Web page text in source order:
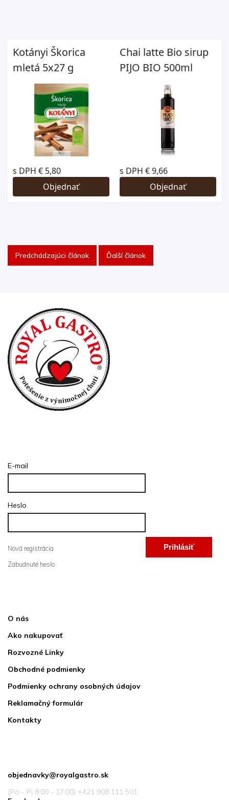
Predchádzajúci článok Ďalší článok
E-mail
Heslo
Prihlásiť
Nová registrácia
Zabudnuté heslo
O nás
Ako nakupovať
Rozvozné Linky
Obchodné podmienky
Podmienky ochrany osobných údajov
Reklamačný formulár
Kontakty
objednavky@royalgastro.sk
(Po - Pi 8:00 - 17:00) +421 908 111 501